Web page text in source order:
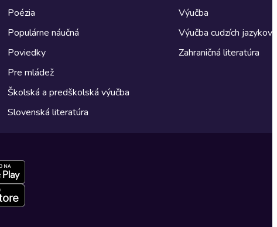
Poézia
Populárne náučná
Poviedky
Pre mládež
Školská a predškolská výučba
Slovenská literatúra
Výučba
Výučba cudzích jazykov
Zahraničná literatúra